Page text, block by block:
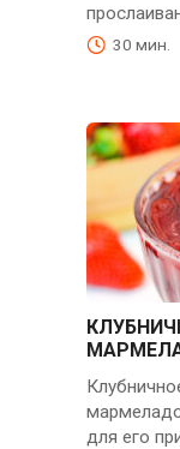
30 мин.
для его